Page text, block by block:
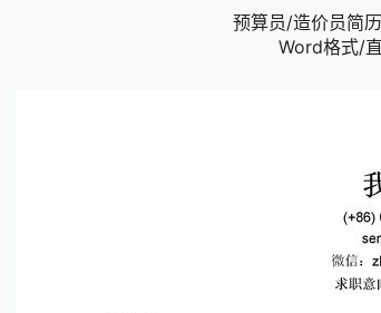
预算员/造价员简
Word格式/